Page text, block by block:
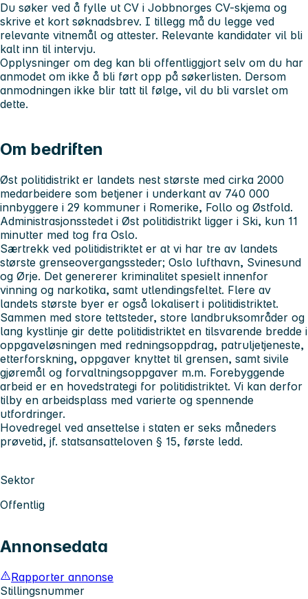
Du søker ved å fylle ut CV i Jobbnorges CV-skjema og
skrive et kort søknadsbrev. I tillegg må du legge ved
relevante vitnemål og attester. Relevante kandidater vil bli
kalt inn til intervju.
Opplysninger om deg kan bli offentliggjort selv om du har
anmodet om ikke å bli ført opp på søkerlisten. Dersom
anmodningen ikke blir tatt til følge, vil du bli varslet om
dette.
Om bedriften
Øst politidistrikt er landets nest største med cirka 2000
medarbeidere som betjener i underkant av 740 000
innbyggere i 29 kommuner i Romerike, Follo og Østfold.
Administrasjonsstedet i Øst politidistrikt ligger i Ski, kun 11
minutter med tog fra Oslo.
Særtrekk ved politidistriktet er at vi har tre av landets
største grenseovergangssteder; Oslo lufthavn, Svinesund
og Ørje. Det genererer kriminalitet spesielt innenfor
vinning og narkotika, samt utlendingsfeltet. Flere av
landets største byer er også lokalisert i politidistriktet.
Sammen med store tettsteder, store landbruksområder og
lang kystlinje gir dette politidistriktet en tilsvarende bredde i
oppgaveløsningen med redningsoppdrag, patruljetjeneste,
etterforskning, oppgaver knyttet til grensen, samt sivile
gjøremål og forvaltningsoppgaver m.m. Forebyggende
arbeid er en hovedstrategi for politidistriktet. Vi kan derfor
tilby en arbeidsplass med varierte og spennende
utfordringer.
Hovedregel ved ansettelse i staten er seks måneders
prøvetid, jf. statsansatteloven § 15, første ledd.
Sektor
Offentlig
Annonsedata
Rapporter annonse
Stillingsnummer